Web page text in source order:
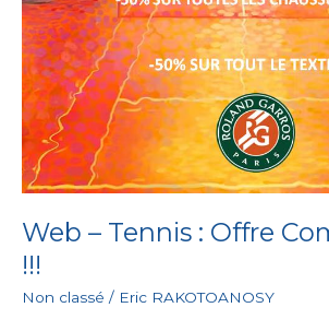
Web – Tennis : Offre
!!!
Non classé / Eric RAKOTOANOSY